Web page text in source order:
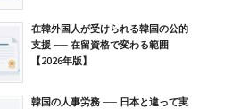
在韓外国人が受けられる韓国の公的
支援 ── 在留資格で変わる範囲
【2026年版】
韓国の人事労務 ── 日本と違って実